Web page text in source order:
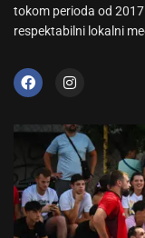
tokom perioda od
respektabilni lokalni